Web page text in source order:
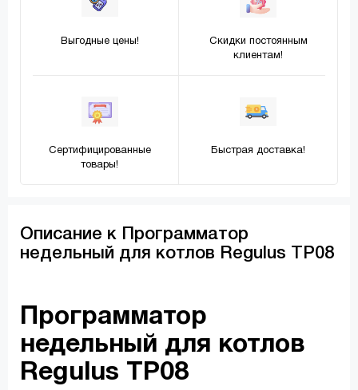
Выгодные цены!
Скидки постоянным
клиентам!
Сертифицированные
товары!
Быстрая доставка!
Описание к Программатор
недельный для котлов Regulus TP08
Программатор
недельный для котлов
Regulus TP08